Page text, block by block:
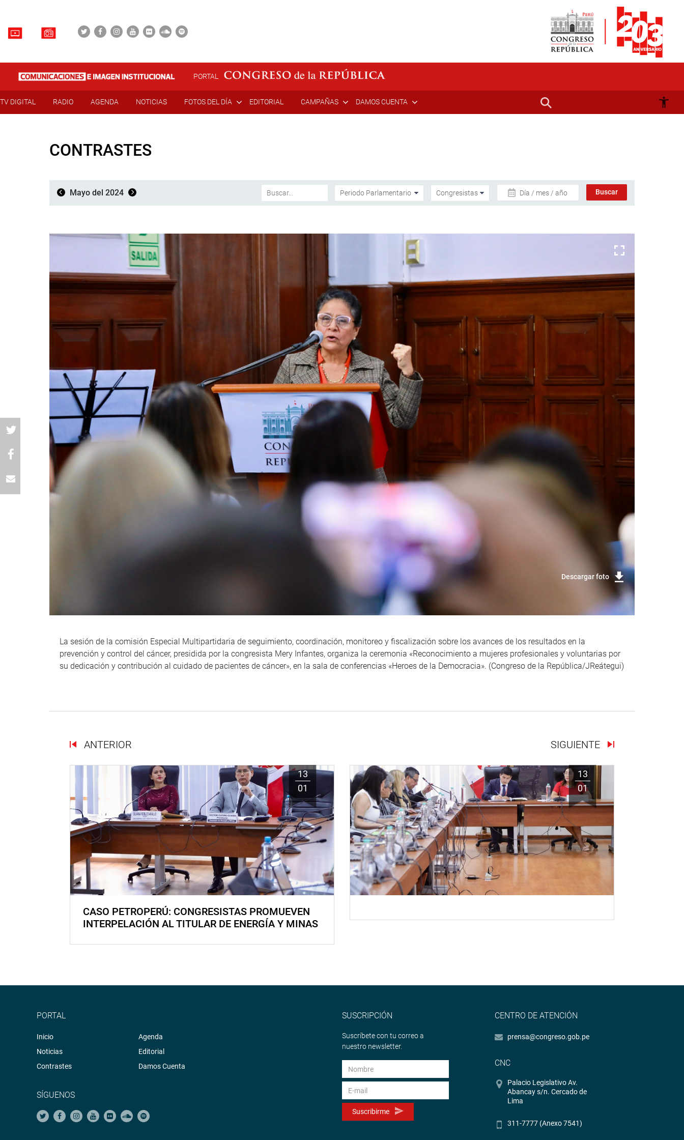
PORTAL
TV DIGITAL RADIO AGENDA NOTICIAS FOTOS DEL DÍA EDITORIAL CAMPAÑAS DAMOS CUENTA
CONTRASTES
Mayo del 2024 Día / mes / año
Descargar foto
La sesión de la comisión Especial Multipartidaria de seguimiento, coordinación, monitoreo y fiscalización sobre los avances de los resultados en la
prevención y control del cáncer, presidida por la congresista Mery Infantes, organiza la ceremonia «Reconocimiento a mujeres profesionales y voluntarias por
su dedicación y contribución al cuidado de pacientes de cáncer», en la sala de conferencias «Heroes de la Democracia». (Congreso de la República/JReátegui)
ANTERIOR SIGUIENTE
13
01
CASO PETROPERÚ: CONGRESISTAS PROMUEVEN
INTERPELACIÓN AL TITULAR DE ENERGÍA Y MINAS
13
01
PORTAL
Inicio
Noticias
Contrastes
Agenda
Editorial
Damos Cuenta
SÍGUENOS
SUSCRIPCIÓN
Suscríbete con tu correo a
nuestro newsletter.
Suscribirme
CENTRO DE ATENCIÓN
prensa@congreso.gob.pe
CNC
Palacio Legislativo Av.
Abancay s/n. Cercado de
Lima
311-7777 (Anexo 7541)